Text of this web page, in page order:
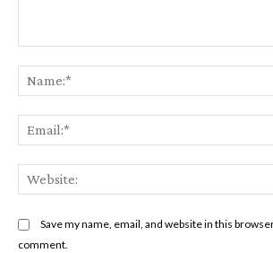
Save my name, email, and website in this
comment.